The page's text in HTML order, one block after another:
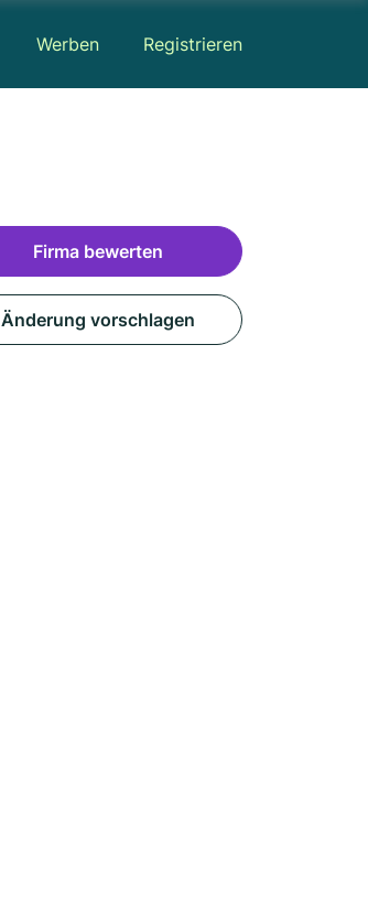
Werben Registrieren
Firma bewerten
Änderung vorschlagen